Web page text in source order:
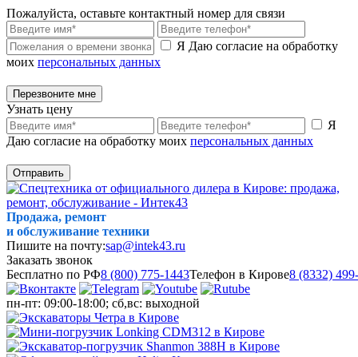
Пожалуйста, оставьте контактный номер для связи
Я Даю согласие на обработку
моих персональных данных
Перезвоните мне
Узнать цену
Я
Даю согласие на обработку моих персональных данных
Отправить
Продажа, ремонт
и обслуживание техники
Пишите на почту:sap@intek43.ru
Заказать звонок
Бесплатно по РФ8 (800) 775-1443Телефон в Кирове8 (8332)
пн-пт: 09:00-18:00; сб,вс: выходной